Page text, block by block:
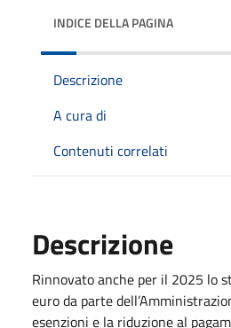
INDICE DELLA PAGINA
Descrizione
A cura di
Contenuti correlati
Descrizione
Rinnovato anche per il 2025 lo
euro da parte
esenzioni e la riduzione al